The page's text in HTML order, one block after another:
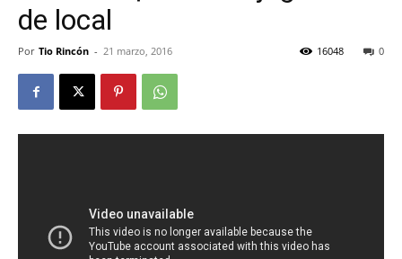
de local
Por Tio Rincón - 21 marzo, 2016 0
16048